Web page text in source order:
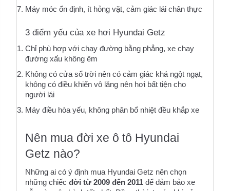
Máy móc ổn định, ít hỏng vặt, cảm giác lái chân thực
3 điểm yếu của xe hơi Hyundai Getz
Chỉ phù hợp với chạy đường bằng phẳng, xe chạy
đường xấu không êm
Không có cửa sổ trời nên có cảm giác khá ngột ngạt,
không có điều khiển vô lăng nên hơi bất tiện cho
người lái
Máy điều hòa yếu, không phân bổ nhiệt đều khắp xe
Nên mua đời xe ô tô Hyundai
Getz nào?
Những ai có ý định mua Hyundai Getz nên chọn
những chiếc đời từ 2009 đến 2011 để đảm bảo xe